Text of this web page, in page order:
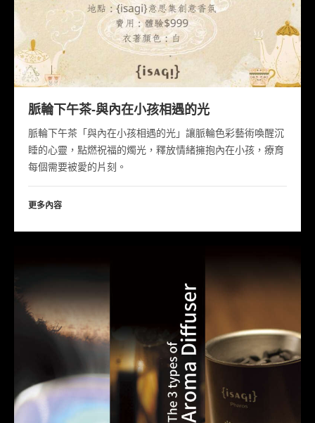
脈輪下午茶-與內在小孩相遇的光
脈輪下午茶「與內在小孩相遇的光」讓脈輪色彩藝術喚醒沉
睡的心靈，點燃祝福的燭光，釋放情緒擁抱內在小孩，療育
每個需要被愛的片刻。
更多內容